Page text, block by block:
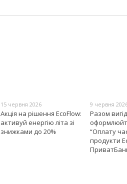
15 червня 2026
Акція на рішення EcoFlow:
активуй енергію літа зі
знижками до 20%
9 червня
Разом
“Оплату
продукти